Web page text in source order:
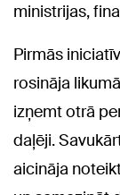
ministrijas,
Pirmās
rosināja
izņemt otrā
daļēji.
aicināja